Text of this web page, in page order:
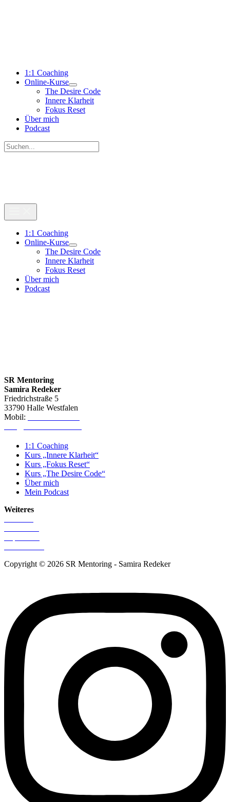
1:1 Coaching
Online-Kurse
The Desire Code
Innere Klarheit
Fokus Reset
Über mich
Podcast
Suchen
nach:
1:1 Coaching
Online-Kurse
The Desire Code
Innere Klarheit
Fokus Reset
Über mich
Podcast
SR Mentoring
Samira Redeker
Friedrichstraße 5
33790 Halle Westfalen
Mobil:
1:1 Coaching
Kurs „Innere Klarheit“
Kurs „Fokus Reset“
Kurs „The Desire Code“
Über mich
Mein Podcast
Weiteres
Copyright © 2026 SR Mentoring - Samira Redeker